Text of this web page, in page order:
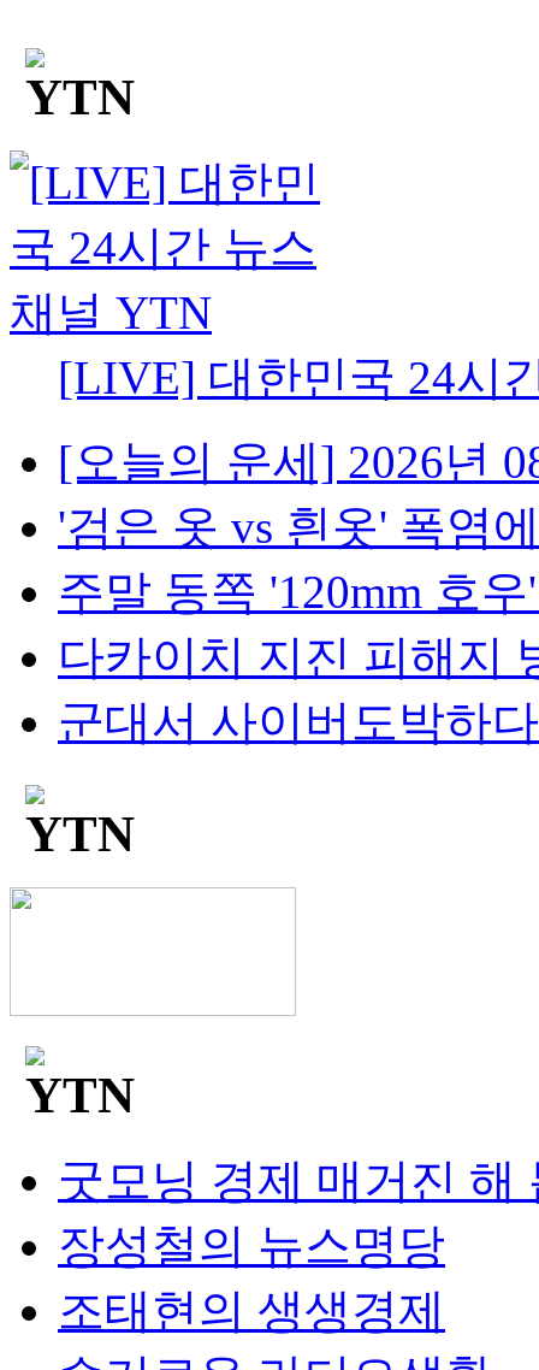
[LIVE] 대한민국 24시
[오늘의 운세] 2026년
'검은 옷 vs 흰옷' 폭염
주말 동쪽 '120mm 호
다카이치 지진 피해지
군대서 사이버도박하
굿모닝 경제 매거진 해
장성철의 뉴스명당
조태현의 생생경제